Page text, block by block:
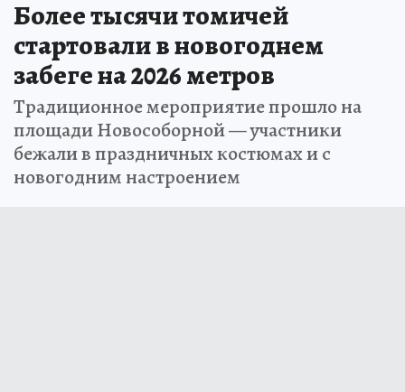
Более тысячи томичей
стартовали в новогоднем
забеге на 2026 метров
Традиционное мероприятие прошло на
площади Новособорной — участники
бежали в праздничных костюмах и с
новогодним настроением